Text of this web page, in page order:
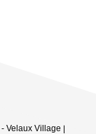
Velaux Village |